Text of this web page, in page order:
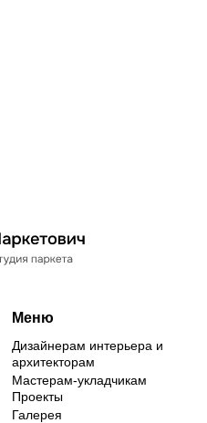
Меню
Дизайнерам интерьера и
архитекторам
Мастерам-укладчикам
Проекты
Галерея